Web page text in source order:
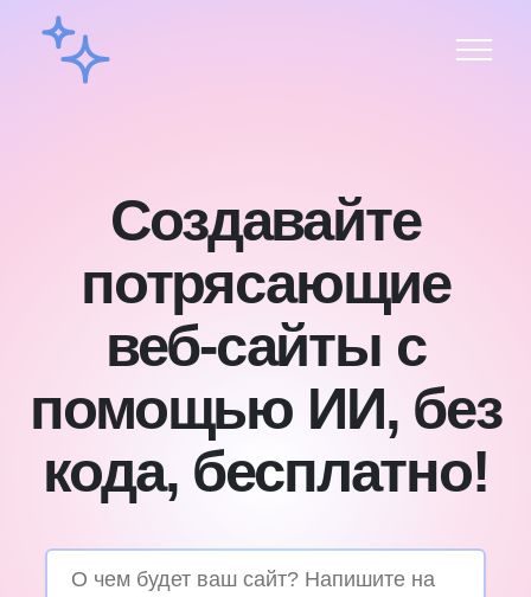
Создавайте
потрясающие
веб-сайты с
помощью ИИ, без
кода, бесплатно!